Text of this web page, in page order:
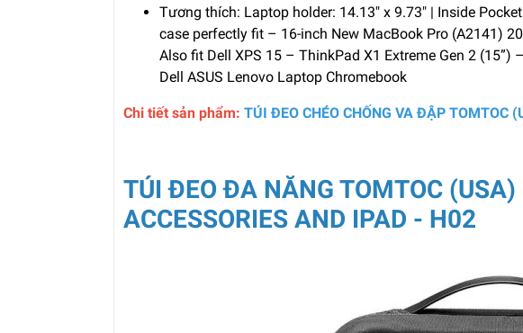
Tương thích: Laptop holder: 14.13″ x 9.73″ | Inside
case perfectly fit – 16-inch New MacBook Pro (A2141)
Also fit Dell XPS 15 – ThinkPad X1 Extreme Gen 2
Dell ASUS Lenovo Laptop Chromebook
Chi tiết sản phẩm: TÚI ĐEO CHÉO CHỐNG VA ĐẬP TOMTOC
TÚI ĐEO ĐA NĂNG TOMTOC (USA)
ACCESSORIES AND IPAD - H02